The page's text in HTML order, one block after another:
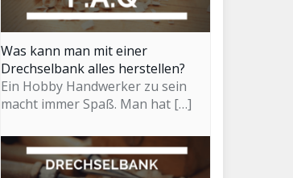
Was kann man mit einer
Drechselbank alles herstellen?
Ein Hobby Handwerker zu sein
macht immer Spaß. Man hat […]